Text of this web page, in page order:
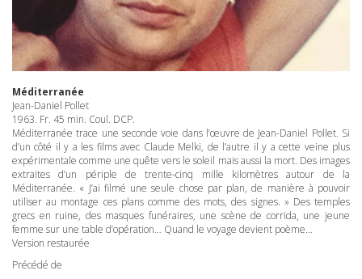
Méditerranée
Jean-Daniel Pollet
1963. Fr. 45 min. Coul. DCP.
Méditerranée trace une seconde voie dans l’œuvre de Jean-Daniel Pollet. Si
d’un côté il y a les films avec Claude Melki, de l’autre il y a cette veine plus
expérimentale comme une quête vers le soleil mais aussi la mort. Des images
extraites d’un périple de trente-cinq mille kilomètres autour de la
Méditerranée. « J’ai filmé une seule chose par plan, de manière à pouvoir
utiliser au montage ces plans comme des mots, des signes. » Des temples
grecs en ruine, des masques funéraires, une scène de corrida, une jeune
femme sur une table d’opération… Quand le voyage devient poème…
Version restaurée
Précédé de